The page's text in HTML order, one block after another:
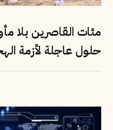
مئات القاصرين بلا
حلول عاجلة لأزمة